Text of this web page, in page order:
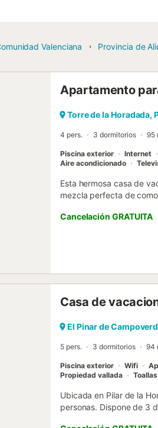
Valenciana Provincia de
Apartamento
Torre de la Horadada,
4 pers. 3 dormitorios 95
Piscina exterior Internet
Aire acondicionado
Esta hermosa casa de
mezcla perfecta de
decoración. No solo
conjuntas en el
terrazas con
una cocina totalmente
ofrece además espacio
tanto, ambos
tanto para quienes
Cancelación GRATUITA
Casa de
El Pinar de
5 pers. 3 dormitorios 94
Piscina exterior Wifi
Propiedad vallada
Toallas
Ubicada en Pilar de la
personas. Dispone de 3